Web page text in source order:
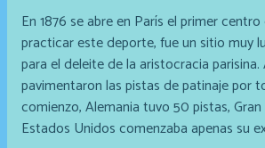
En 1876 se abre en París el primer
practicar este deporte, fue un sitio muy
para el deleite de la aristocracia
pavimentaron las pistas de patinaje por
comienzo, Alemania tuvo 50 pistas,
Estados Unidos comenzaba apenas su